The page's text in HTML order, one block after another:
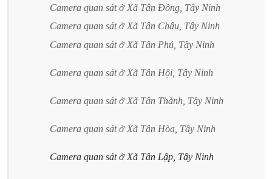
Camera quan sát ở Xã Tân Đồng, Tây Ninh
Camera quan sát ở Xã Tân Châu, Tây Ninh
Camera quan sát ở Xã Tân Phú, Tây Ninh
Camera quan sát ở Xã Tân Hội, Tây Ninh
Camera quan sát ở Xã Tân Thành, Tây Ninh
Camera quan sát ở Xã Tân Hòa, Tây Ninh
Camera quan sát ở Xã Tân Lập, Tây Ninh